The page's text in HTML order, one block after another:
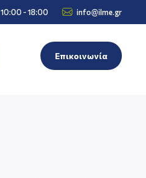
10:00 - 18:00  info@ilme.gr
Επικοινωνία